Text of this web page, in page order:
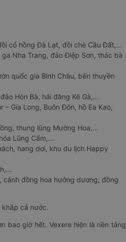
cỏ hồng Đà Lạt, đồi chè Cầu Đất,...
Nha Trang, đảo Điệp Sơn, thác bà
quốc gia Bình Châu, bến thuyền
Hòn Bà, hải đăng Kê Gà,...
Gia Long, Buôn Đôn, hồ Ea Kao,
thung lũng Mường Hoa,...
Lũng Cẩm,...
hang dơi, khu du lịch Happy
cánh đồng hoa hướng dương, đồng
cả nước.
bao giờ hết. Vexere hiện là nền tảng